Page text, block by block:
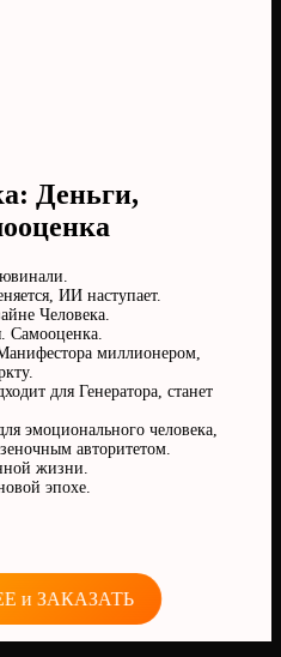
Деньги,
ИИ наступает.
Человека.
Самооценка.
миллионером,
для Генератора, станет
эмоционального человека,
авторитетом.
жизни.
эпохе.
и ЗАКАЗАТЬ